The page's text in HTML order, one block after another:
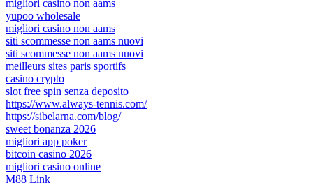
migliori casino non aams
yupoo wholesale
migliori casino non aams
siti scommesse non aams nuovi
siti scommesse non aams nuovi
meilleurs sites paris sportifs
casino crypto
slot free spin senza deposito
https://www.always-tennis.com/
https://sibelarna.com/blog/
sweet bonanza 2026
migliori app poker
bitcoin casino 2026
migliori casino online
M88 Link